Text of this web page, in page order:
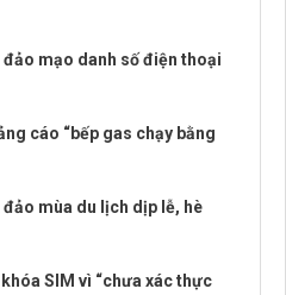
mạo danh số điện thoại
cáo “bếp gas chạy bằng
mùa du lịch dịp lễ, hè
SIM vì “chưa xác thực